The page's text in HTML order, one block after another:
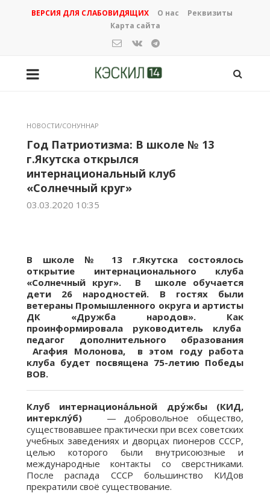
ВЕРСИЯ ДЛЯ СЛАБОВИДЯЩИХ О нас
Реквизиты
Карта сайта
НОВОСТИ/СОНУННАР
Год Патриотизма: В школе № 13
г.Якутска открылся
интернациональный клуб
«Солнечный круг»
03.03.2020 10:35
В школе № 13 г.Якутска состоялось
открытие интернационального клуба
«Солнечный круг». В школе обучается
дети 26 народностей. В гостях были
ветераны Промышленного округа и артисты
ДК «Дружба народов». Как
проинформировала руководитель клуба
педагог дополнительного образования
Агафия Молонова, в этом году работа
клуба будет посвящена 75-летию Победы
ВОВ.
Клуб интернациона́льной дру́жбы (КИД,
интерклу́б)
— добровольное общество,
существовавшее практически при всех советских
учебных заведениях и дворцах пионеров СССР,
целью которого были внутрисоюзные и
международные контакты со сверстниками.
После распада СССР большинство КИДов
прекратили своё существование.